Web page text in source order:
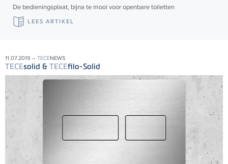
De bedieningsplaat, bijna te mooi voor openbare toiletten
LEES ARTIKEL
11.07.2019 – TECENEWS
TECEsolid & TECEfilo-Solid